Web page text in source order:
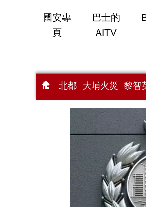
國安專
頁
巴士的
AITV
北都 大埔火災 黎智